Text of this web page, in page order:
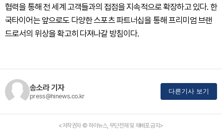
협력을 통해 전 세계 고객들과의 접점을 지속적으로 확장하고 있다. 한
국타이어는 앞으로도 다양한 스포츠 파트너십을 통해 프리미엄 브랜
드로서의 위상을 확고히 다져나갈 방침이다.
송소라 기자
press@hinews.co.kr
다른기사 보기
<저작권자 © 하이뉴스, 무단전재 및 재배포 금지>